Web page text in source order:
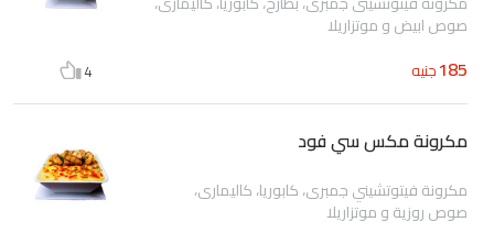
صوص ابيض و موتزاريلا
185جنيه 4
مكرونة مكس سي فود
مكرونة فيتوتشيني جمبرى، كابوريا، كاليمارى،
صوص روزية و موتزاريلا